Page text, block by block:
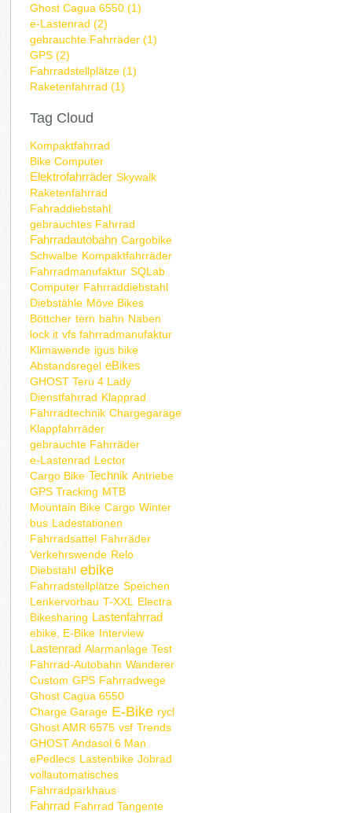
Ghost Cagua 6550 (1)
e-Lastenrad (2)
gebrauchte Fahrräder (1)
GPS (2)
Fahrradstellplätze (1)
Raketenfahrrad (1)
Tag Cloud
Kompaktfahrrad
Bike Computer
Elektrofahrräder Skywalk
Raketenfahrrad
Fahraddiebstahl
gebrauchtes Fahrrad
Fahrradautobahn Cargobike
Schwalbe Kompaktfahrräder
Fahrradmanufaktur SQLab
Computer Fahrraddiebstahl
Diebstähle Möve Bikes
Böttcher tern bahn Naben
lock it vfs fahrradmanufaktur
Klimawende igus bike
Abstandsregel eBikes
GHOST Teru 4 Lady
Dienstfahrrad Klapprad
Fahrradtechnik Chargegarage
Klappfahrräder
gebrauchte Fahrräder
e-Lastenrad Lector
Cargo Bike Technik Antriebe
GPS Tracking MTB
Mountain Bike Cargo Winter
bus Ladestationen
Fahrradsattel Fahrräder
Verkehrswende Relo
Diebstahl ebike
Fahrradstellplätze Speichen
Lenkervorbau T-XXL
Electra
Bikesharing Lastenfahrrad
ebike, E-Bike Interview
Lastenrad Alarmanlage Test
Fahrrad-Autobahn Wanderer
Custom GPS Fahrradwege
Ghost Cagua 6550
Charge Garage E-Bike rycl
Ghost AMR 6575 vsf Trends
GHOST Andasol 6 Man
ePedlecs Lastenbike Jobrad
vollautomatisches
Fahrradparkhaus
Fahrrad Fahrrad Tangente